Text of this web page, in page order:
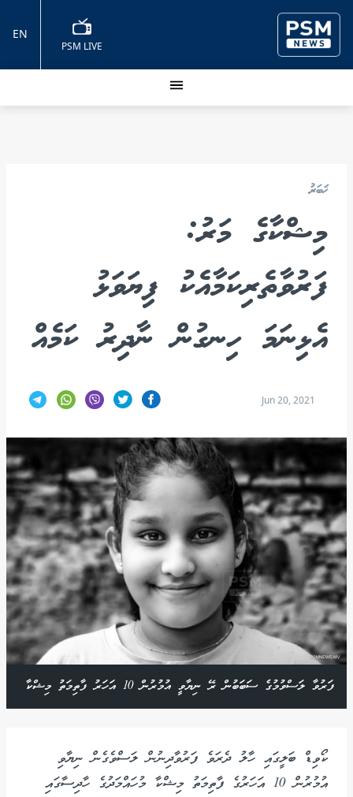
PSM LIVE
EN
ޚަބަރު
މިޝްކާގެ މަރު:
ފަރުވާތެރިކަމާއެކު ފިޔަވަޅު
އެޅިނަމަ ހިނގުން ނާދިރު ކަމެއް
Jun 20, 2021
ފަރުވާ ލަސްވުމުގެ ސަބަބުން ރޭ ނިޔާވީ އުމުރުން 10 އަހަރު ފާތިމަތު މިޝްކާ
ކޯވިޑް ބަލީގައި ހާލު ދެރަވެ ފަރުވާދިނުން ލަސްވެގެން ނިޔާވި
އުމުރުން 10 އަހަރުގެ ފާތިމަތު މިޝްކާ މުހައްމަދުގެ ހާދިސާގައި